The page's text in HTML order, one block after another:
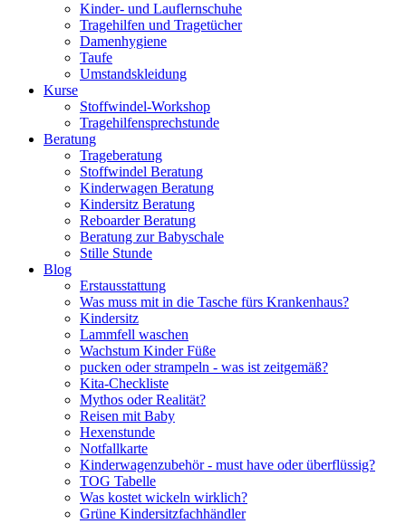
Kinder- und Lauflernschuhe
Tragehilfen und Tragetücher
Damenhygiene
Taufe
Umstandskleidung
Kurse
Stoffwindel-Workshop
Tragehilfensprechstunde
Beratung
Trageberatung
Stoffwindel Beratung
Kinderwagen Beratung
Kindersitz Beratung
Reboarder Beratung
Beratung zur Babyschale
Stille Stunde
Blog
Erstausstattung
Was muss mit in die Tasche fürs Krankenhaus?
Kindersitz
Lammfell waschen
Wachstum Kinder Füße
pucken oder strampeln - was ist zeitgemäß?
Kita-Checkliste
Mythos oder Realität?
Reisen mit Baby
Hexenstunde
Notfallkarte
Kinderwagenzubehör - must have oder überflüssig?
TOG Tabelle
Was kostet wickeln wirklich?
Grüne Kindersitzfachhändler